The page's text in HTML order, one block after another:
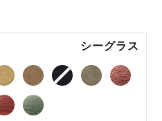
ズ調整もできる手撚りラ
徴で完璧な旅行アイテム
スカル産のラフィアを
み、完成までに3日以上
ひとつ丁寧に編み上げる
シーグラス